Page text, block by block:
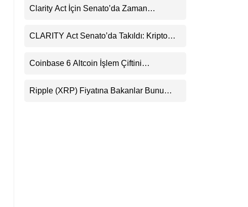
Uyarısı
Clarity Act İçin Senato’da Zaman
CLARITY Act Senato’da Takıldı: Kripto
Coinbase 6 Altcoin İşlem Çiftini
Ripple (XRP) Fiyatına Bakanlar Bunu